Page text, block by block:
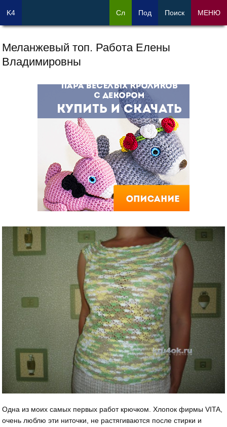
Меланжевый топ. Работа Елены
Владимировны
Одна из моих самых первых работ крючком. Хлопок фирмы VITA,
очень люблю эти ниточки, не растягиваются после стирки и
K4 Сл Под Поиск МЕНЮ